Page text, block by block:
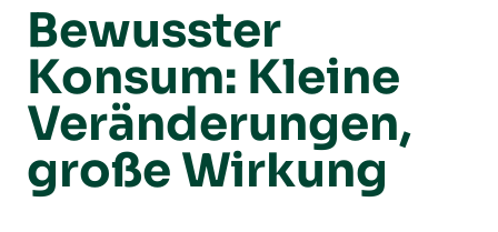
Bewusster
Konsum: Kleine
Veränderungen,
große Wirkung